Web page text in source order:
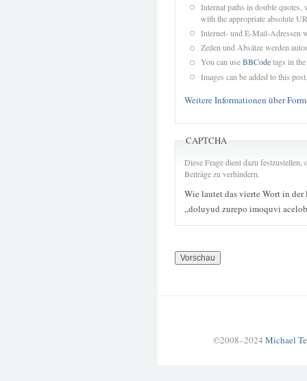
Internal paths in double quotes,
with the appropriate absolute
Internet- und E-Mail-Adressen
Zeilen und Absätze werden
You can useBBCodetags in
Images can be added to this post.
Weitere Informationen über
CAPTCHA
Diese Frage dient dazu
Beiträge zu verhindern.
Wie lautet das vierte Wort in der
„doluyud zurepo imoquvi
©2008–2024 Michael